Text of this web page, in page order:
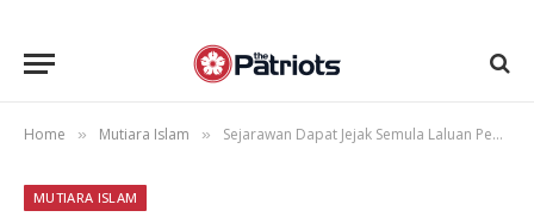
Home » Mutiara Islam » Sejarawan Dapat Jejak Semula Laluan Penghijrahan Rasulullah S.A.W
MUTIARA ISLAM